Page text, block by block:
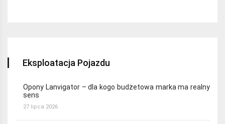
Eksploatacja Pojazdu
Opony Lanvigator – dla kogo budżetowa marka ma realny
sens
27 lipca 2026